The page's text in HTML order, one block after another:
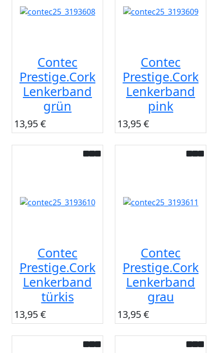
Contec
Prestige.Cork
Lenkerband
grün
13,95 €
Contec
Prestige.Cork
Lenkerband
pink
13,95 €
Contec
Prestige.Cork
Lenkerband
türkis
13,95 €
Contec
Prestige.Cork
Lenkerband
grau
13,95 €